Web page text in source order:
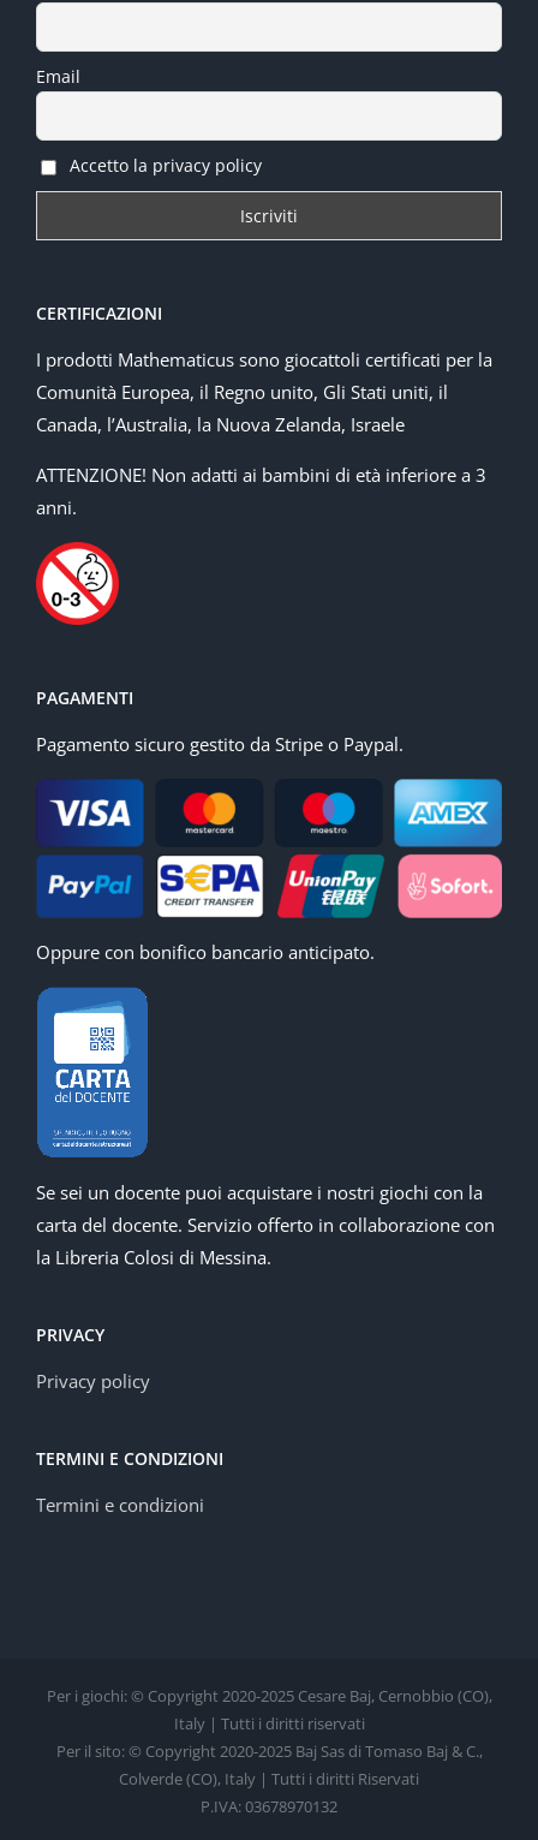
Email
Accetto la privacy policy
CERTIFICAZIONI
I prodotti Mathematicus sono giocattoli certificati per la
Comunità Europea, il Regno unito, Gli Stati uniti, il
Canada, l’Australia, la Nuova Zelanda, Israele
ATTENZIONE! Non adatti ai bambini di età inferiore a 3
anni.
PAGAMENTI
Pagamento sicuro gestito da Stripe o Paypal.
Oppure con bonifico bancario anticipato.
Se sei un docente puoi acquistare i nostri giochi con la
carta del docente. Servizio offerto in collaborazione con
la Libreria Colosi di Messina.
PRIVACY
Privacy policy
TERMINI E CONDIZIONI
Termini e condizioni
Per i giochi: © Copyright 2020-2025 Cesare Baj, Cernobbio (CO),
Italy | Tutti i diritti riservati
Per il sito: © Copyright 2020-2025 Baj Sas di Tomaso Baj & C.,
Colverde (CO), Italy | Tutti i diritti Riservati
P.IVA: 03678970132